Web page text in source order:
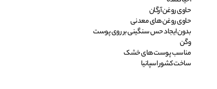
حاوی روغن آرگان
حاوی روغن های معدنی
بدون ایجاد حس سنگینی بر روی پوست
وگن
مناسب پوست های خشک
ساخت کشور اسپانیا